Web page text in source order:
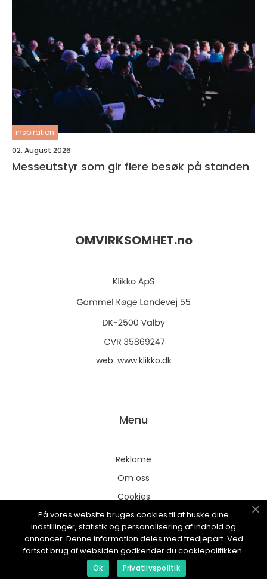
inspiration
02. August 2026
Messeutstyr som gir flere besøk på standen
OMVIRKSOMHET.no
web: www.klikko.dk
Menu
Reklame
Om oss
Cookies
Kontakt Oss
Sitemap
På vores website bruges cookies til at huske dine
indstillinger, statistik og personalisering af indhold og
annoncer. Denne information deles med tredjepart. Ved
fortsat brug af websiden godkender du cookiepolitikken.
Ok Privatlivspolitik